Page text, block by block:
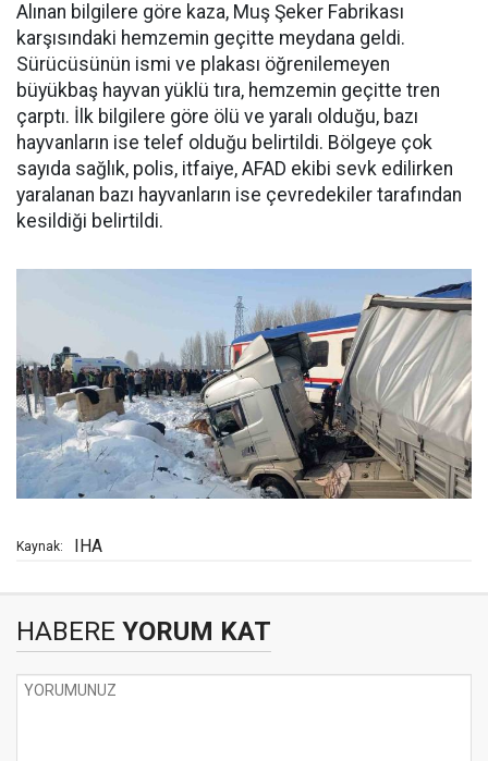
Alınan bilgilere göre kaza, Muş Şeker Fabrikası
karşısındaki hemzemin geçitte meydana geldi.
Sürücüsünün ismi ve plakası öğrenilemeyen
büyükbaş hayvan yüklü tıra, hemzemin geçitte tren
çarptı. İlk bilgilere göre ölü ve yaralı olduğu, bazı
hayvanların ise telef olduğu belirtildi. Bölgeye çok
sayıda sağlık, polis, itfaiye, AFAD ekibi sevk edilirken
yaralanan bazı hayvanların ise çevredekiler tarafından
kesildiği belirtildi.
Kaynak: IHA
HABERE YORUM KAT